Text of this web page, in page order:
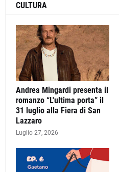
CULTURA
Andrea Mingardi presenta il
romanzo “L'ultima porta” il
31 luglio alla Fiera di San
Lazzaro
Luglio 27, 2026